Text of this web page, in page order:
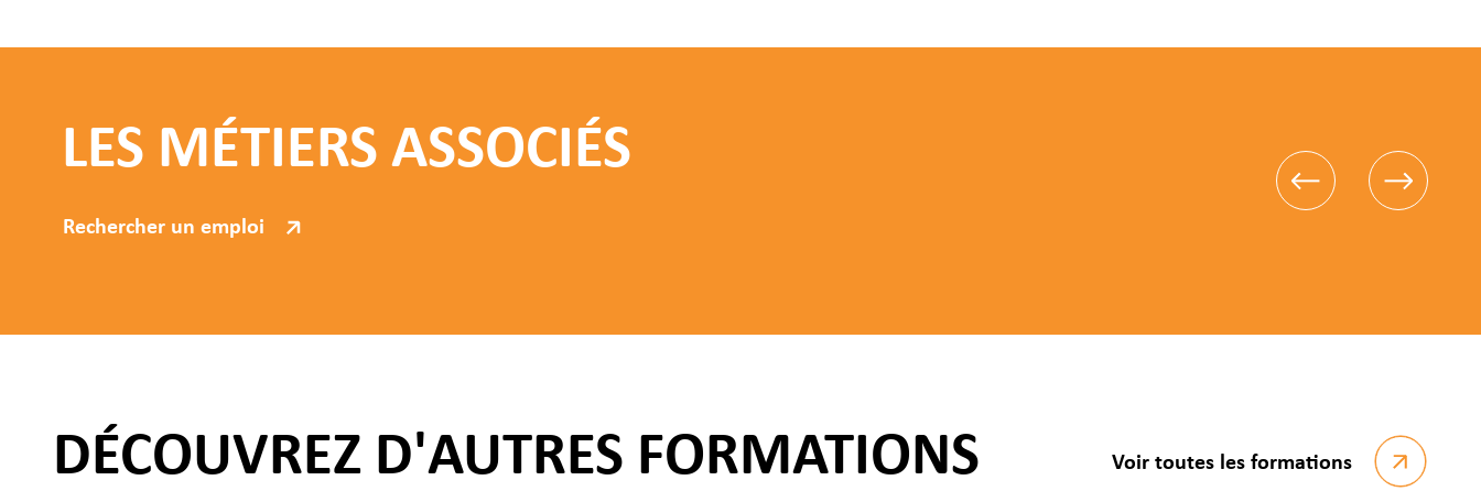
LES MÉTIERS ASSOCIÉS
Rechercher un emploi
DÉCOUVREZ D'AUTRES FORMATIONS Voir toutes les formations